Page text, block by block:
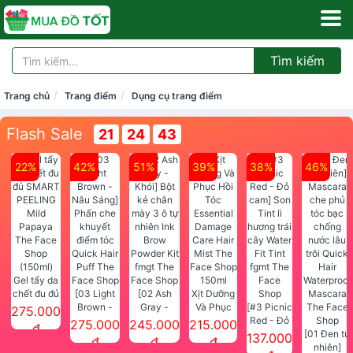
Tìm kiếm
Trang chủ Trang điểm Dụng cụ trang điểm
Flash Sale 21 24 42
22%
Gel tẩy da
chết đu đủ
SMART
PEELING
275.000
đ
42%
[03 Light
Brown -
Nâu Sáng]
Phấn che
275.000
đ
51%
[02 Ash
Gray -
Khói] Bột
kẻ chân
245.000
đ
39%
Xịt Dưỡng
Và Phục
Hồi Tóc
Essential
215.000
đ
38%
[#3 Picnic
Red - Đỏ
cam] Son
137.000
46%
[01 Đen tự
nhiên]